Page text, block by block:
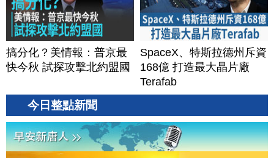
搞分化？美情報：普京最
快今秋 試探攻擊北約盟國
SpaceX、特斯拉德州斥資
168億 打造最大晶片廠
Terafab
今日整點新聞